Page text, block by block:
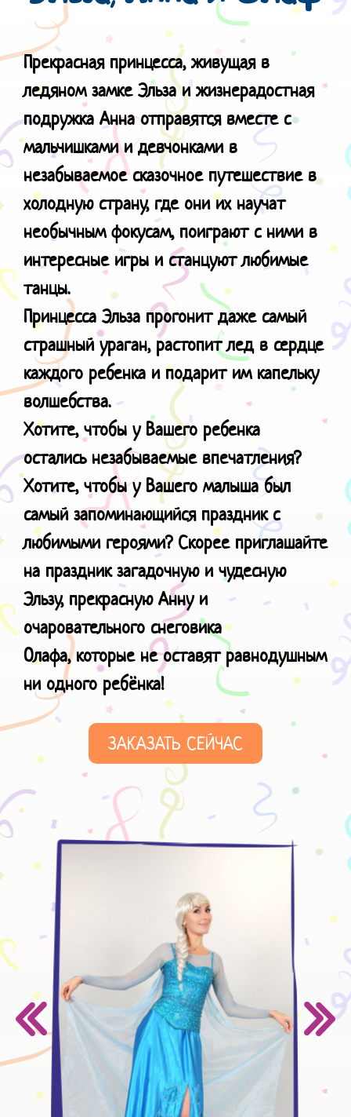
Прекрасная принцесса, живущая в
ледяном замке Эльза и жизнерадостная
подружка Анна отправятся вместе с
мальчишками и девчонками в
незабываемое сказочное путешествие в
холодную страну, где они их научат
необычным фокусам, поиграют с ними в
интересные игры и станцуют любимые
танцы.
Принцесса Эльза прогонит даже самый
страшный ураган, растопит лед в сердце
каждого ребенка и подарит им капельку
волшебства.
Хотите, чтобы у Вашего ребенка
остались незабываемые впечатления?
Хотите, чтобы у Вашего малыша был
самый запоминающийся праздник с
любимыми героями? Скорее приглашайте
на праздник загадочную и чудесную
Эльзу, прекрасную Анну и
очаровательного снеговика
Олафа, которые не оставят равнодушным
ни одного ребёнка!
ЗАКАЗАТЬ СЕЙЧАС